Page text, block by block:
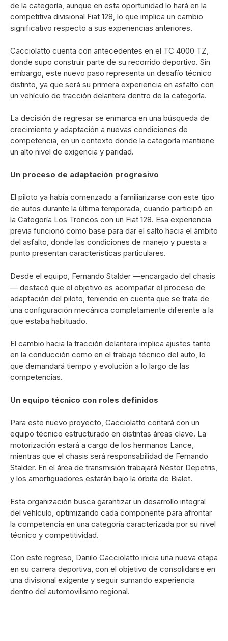
de la categoría, aunque en esta oportunidad lo hará en la
competitiva divisional Fiat 128, lo que implica un cambio
significativo respecto a sus experiencias anteriores.
Cacciolatto cuenta con antecedentes en el TC 4000 TZ,
donde supo construir parte de su recorrido deportivo. Sin
embargo, este nuevo paso representa un desafío técnico
distinto, ya que será su primera experiencia en asfalto con
un vehículo de tracción delantera dentro de la categoría.
La decisión de regresar se enmarca en una búsqueda de
crecimiento y adaptación a nuevas condiciones de
competencia, en un contexto donde la categoría mantiene
un alto nivel de exigencia y paridad.
Un proceso de adaptación progresivo
El piloto ya había comenzado a familiarizarse con este tipo
de autos durante la última temporada, cuando participó en
la Categoría Los Troncos con un Fiat 128. Esa experiencia
previa funcionó como base para dar el salto hacia el ámbito
del asfalto, donde las condiciones de manejo y puesta a
punto presentan características particulares.
Desde el equipo, Fernando Stalder —encargado del chasis
— destacó que el objetivo es acompañar el proceso de
adaptación del piloto, teniendo en cuenta que se trata de
una configuración mecánica completamente diferente a la
que estaba habituado.
El cambio hacia la tracción delantera implica ajustes tanto
en la conducción como en el trabajo técnico del auto, lo
que demandará tiempo y evolución a lo largo de las
competencias.
Un equipo técnico con roles definidos
Para este nuevo proyecto, Cacciolatto contará con un
equipo técnico estructurado en distintas áreas clave. La
motorización estará a cargo de los hermanos Lance,
mientras que el chasis será responsabilidad de Fernando
Stalder. En el área de transmisión trabajará Néstor Depetris,
y los amortiguadores estarán bajo la órbita de Bialet.
Esta organización busca garantizar un desarrollo integral
del vehículo, optimizando cada componente para afrontar
la competencia en una categoría caracterizada por su nivel
técnico y competitividad.
Con este regreso, Danilo Cacciolatto inicia una nueva etapa
en su carrera deportiva, con el objetivo de consolidarse en
una divisional exigente y seguir sumando experiencia
dentro del automovilismo regional.